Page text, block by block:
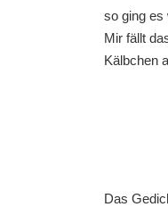
so ging es
Mir fällt
Kälbchen
Das